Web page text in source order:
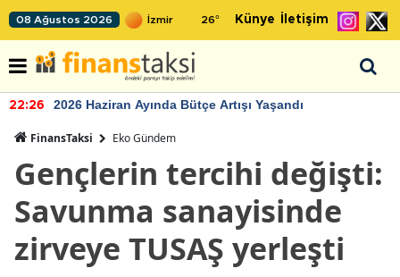
08 Ağustos 2026 26° Künye İletişim
22:26 2026 Haziran Ayında Bütçe Artışı Yaşandı
FinansTaksi Eko Gündem
Gençlerin tercihi değişti:
Savunma sanayisinde
zirveye TUSAŞ yerleşti